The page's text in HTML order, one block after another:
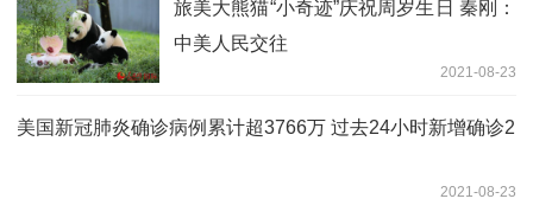
旅美大熊猫“小奇迹”庆祝周岁生日 秦刚：
中美人民交往
2021-08-23
美国新冠肺炎确诊病例累计超3766万 过去24小时新增确诊2
2021-08-23